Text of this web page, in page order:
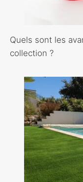
Quels sont les
collection ?